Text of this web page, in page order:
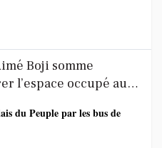
Boji somme
l’espace occupé au
du Peuple par les bus de